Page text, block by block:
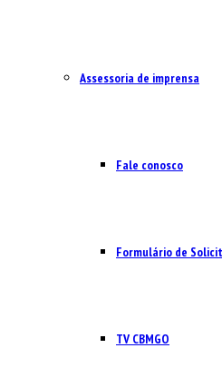
Assessoria de imprensa
Fale conosco
Formulário de
TV CBMGO